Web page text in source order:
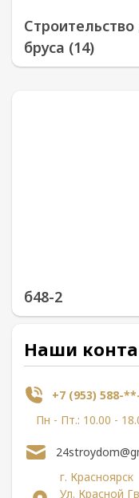
бруса (14)
б48-2
Наши
+7 (953) 588-
Пн - Пт.: 10.00 -
г. Красноярск
Ул. Красной